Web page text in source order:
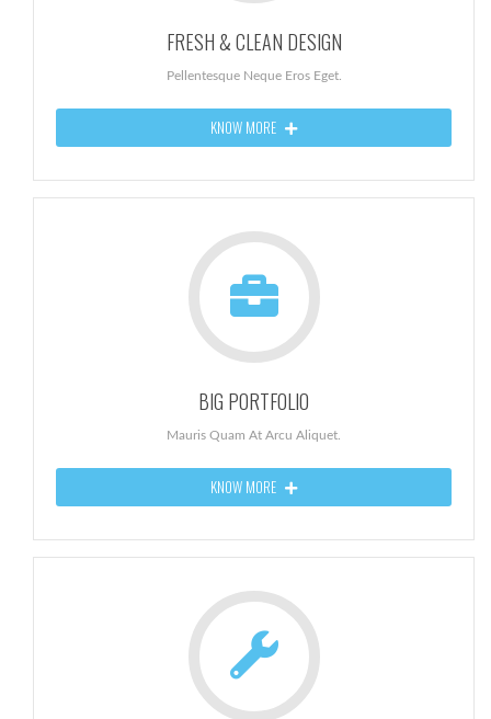
FRESH & CLEAN DESIGN
Pellentesque Neque Eros Eget.
KNOW MORE
BIG PORTFOLIO
Mauris Quam At Arcu Aliquet.
KNOW MORE